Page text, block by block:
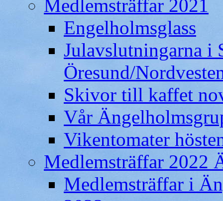
Medlemsträffar 2021
Engelholmsglass
Julavslutningarna i
Öresund/
Skivor till kaffet
Vår
Vikentomater
Medlemsträffar 2022
Medlemsträffar i